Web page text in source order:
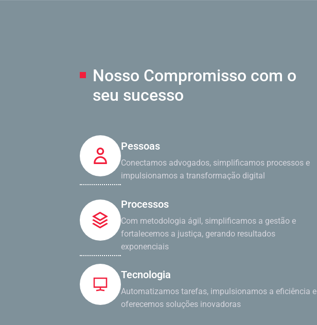
Nosso Compromisso com o
seu sucesso
Pessoas
Conectamos advogados, simplificamos processos e
impulsionamos a transformação digital
Processos
Com metodologia ágil, simplificamos a gestão e
fortalecemos a justiça, gerando resultados
exponenciais
Tecnologia
Automatizamos tarefas, impulsionamos a eficiência e
oferecemos soluções inovadoras